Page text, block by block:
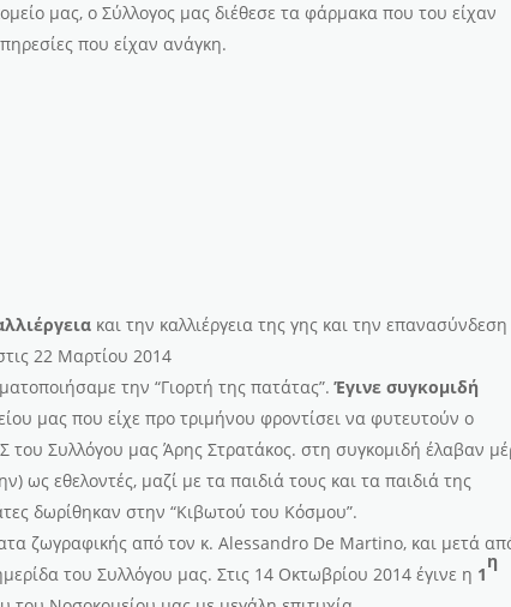
μας, ο Σύλλογος μας διέθεσε τα φάρμακα που του είχαν
που είχαν ανάγκη.
και την καλλιέργεια της γης και την
22 Μαρτίου 2014
την “Γιορτή της πατάτας”.Έγινε συγκομιδή
μας που είχε προ τριμήνου φροντίσει να φυτευτούν ο
του Συλλόγου μας Άρης Στρατάκος. στη συγκομιδή έλαβαν
ως εθελοντές, μαζί με τα παιδιά τους και τα παιδιά της
δωρίθηκαν στην “Κιβωτού του Κόσμου”.
ζωγραφικής από τον κ. Alessandro De Martino, και μετά
του Συλλόγου μας. Στις 14 Οκτωβρίου 2014 έγινε η 1
η